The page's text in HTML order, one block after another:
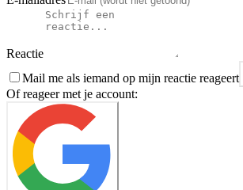
Reactie
Mail me als iemand op mijn reactie reageert
Of reageer met je account: